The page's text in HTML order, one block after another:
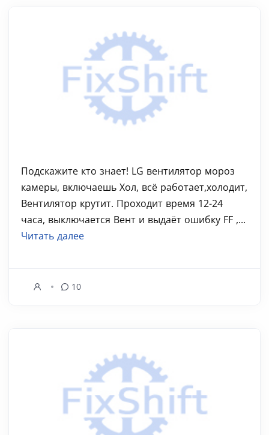
Подскажите кто знает! LG вентилятор мороз
камеры, включаешь Хол, всё работает,холодит,
Вентилятор крутит. Проходит время 12-24
часа, выключается Вент и выдаёт ошибку FF ,...
Читать далее
10